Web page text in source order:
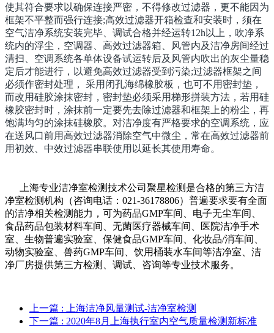
使其符合要求以确保连接严密，不得修改过滤器，更不能因为
框架不平整而强行连接;高效过滤器开箱检查和安装时，须在
空气洁净系统安装完毕、调试合格并经运转12h以上，吹净系
统内的浮尘，空调器、高效过滤器箱、风管内及洁净房间经过
清扫、空调系统各单体设备试运转后及风管内吹出的灰尘量稳
定后才能进行，以避免高效过滤器受到污染;过滤器框架之间
必须作密封处理， 采用闭孔海绵橡胶板，也可不用密封垫，
而改用硅胶涂抹密封，密封垫必须采用梯形拼装方法，若用硅
橡胶密封时，涂抹前一定要先去除过滤器和框架上的粉尘，再
饱满均匀的涂抹硅橡胶。对洁净度有严格要求的空调系统，应
在送风口前用高效过滤器消除空气中微尘，常在高效过滤器前
用初效、中效过滤器串联使用以延长其使用寿命。
上海专业洁净室检测技术公司聚星检测是合格的第三方洁
净室检测机构（咨询电话：021-36178806）普遍要求要有全面
的洁净相关检测能力，可为药品GMP车间、电子无尘车间、
食品药品包装材料车间、无菌医疗器械车间、医院洁净手术
室、生物普遍实验室、保健食品GMP车间、化妆品/消车间、
动物实验室、兽药GMP车间、饮用桶装水车间等洁净室、洁
净厂房提供第三方检测、调试、咨询等专业技术服务。
上一篇 : 上海洁净风量测试-洁净室检测
下一篇 : 2020年8月上海执行室内空气质量检测新标准